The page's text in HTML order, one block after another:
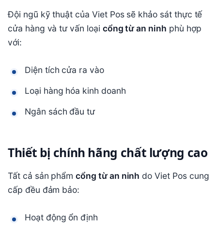
Đội ngũ kỹ thuật của Viet Pos sẽ khảo sát thực tế
cửa hàng và tư vấn loại cổng từ an ninh phù hợp
với:
Diện tích cửa ra vào
Loại hàng hóa kinh doanh
Ngân sách đầu tư
Thiết bị chính hãng chất lượng cao
Tất cả sản phẩmcổng từ an ninh do Viet Pos cung
cấp đều đảm bảo:
Hoạt động ổn định